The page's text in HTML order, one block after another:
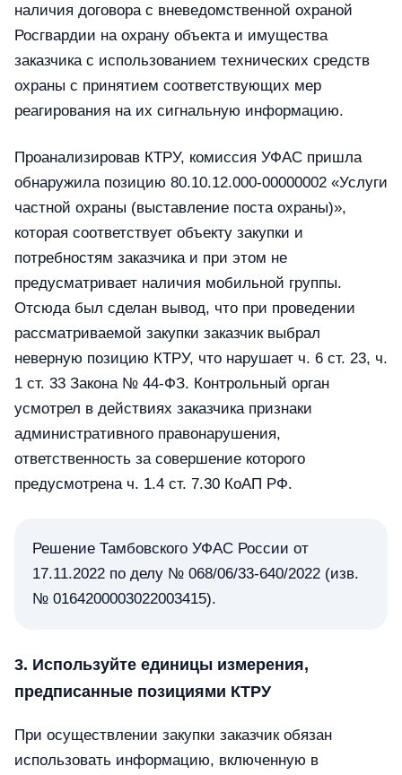
наличия договора с вневедомственной охраной
Росгвардии на охрану объекта и имущества
заказчика с использованием технических средств
охраны с принятием соответствующих мер
реагирования на их сигнальную информацию.
Проанализировав КТРУ, комиссия УФАС пришла
обнаружила позицию 80.10.12.000-00000002 «Услуги
частной охраны (выставление поста охраны)»,
которая соответствует объекту закупки и
потребностям заказчика и при этом не
предусматривает наличия мобильной группы.
Отсюда был сделан вывод, что при проведении
рассматриваемой закупки заказчик выбрал
неверную позицию КТРУ, что нарушает ч. 6 ст. 23, ч.
1 ст. 33 Закона № 44-ФЗ. Контрольный орган
усмотрел в действиях заказчика признаки
административного правонарушения,
ответственность за совершение которого
предусмотрена ч. 1.4 ст. 7.30 КоАП РФ.
Решение Тамбовского УФАС России от
17.11.2022 по делу № 068/06/33-640/2022 (изв.
№ 0164200003022003415).
3. Используйте единицы измерения,
предписанные позициями КТРУ
При осуществлении закупки заказчик обязан
использовать информацию, включенную в